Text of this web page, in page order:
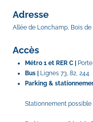
Adresse
Allée de Lonchamp, Bois de
Accès
Métro 1 et RER C |
Bus | Lignes 73, 82, 244
Parking &
Stationnement possible